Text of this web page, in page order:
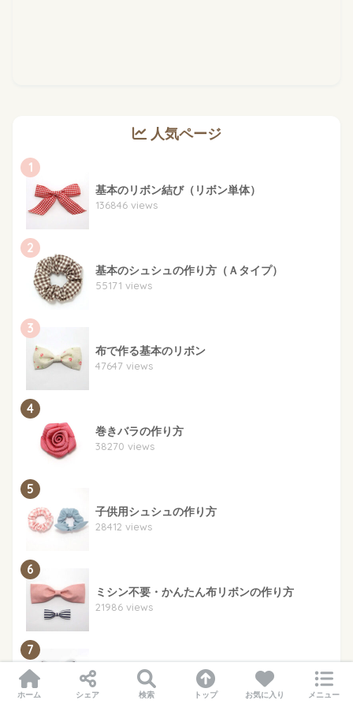
人気ページ
1
基本のリボン結び（リボン単体）
136846 views
2
基本のシュシュの作り方（Ａタイプ）
55171 views
3
布で作る基本のリボン
47647 views
4
巻きバラの作り方
38270 views
5
子供用シュシュの作り方
28412 views
6
ミシン不要・かんたん布リボンの作り方
21986 views
7
シングルリボン
21741 views
ホーム シェア 検索 トップ お気に入り メニュー